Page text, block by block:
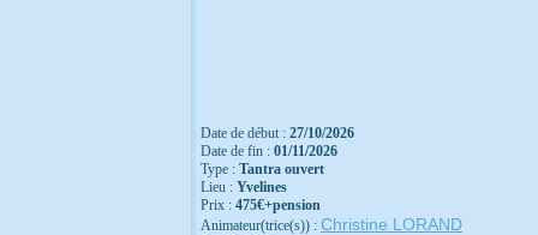
Date de début : 27/10/2026
Date de fin : 01/11/2026
Type : Tantra ouvert
Lieu : Yvelines
Prix : 475€+pension
Animateur(trice(s)) : Christine LORAND